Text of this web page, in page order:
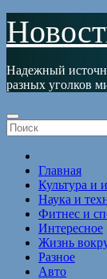
Перейти
содержимому
Надежный
разных уголков
Главная
Культура и
Наука и
Фитнес и
Интересное
Жизнь
Разное
Авто